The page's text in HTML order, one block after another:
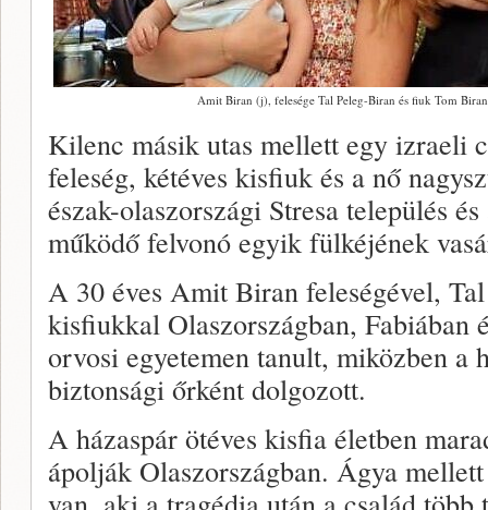
Amit Biran (j), felesége Tal Peleg-Biran és fiuk Tom
Kilenc másik utas mellett egy izraeli
feleség, kétéves kisfiuk és a nő
észak-olaszországi Stresa település
működő felvonó egyik fülkéjének
A 30 éves Amit Biran feleségével,
kisfiukkal Olaszországban,
orvosi egyetemen tanult, miközben a
biztonsági őrként dolgozott.
A házaspár ötéves kisfia életben
ápolják Olaszországban. Ágya